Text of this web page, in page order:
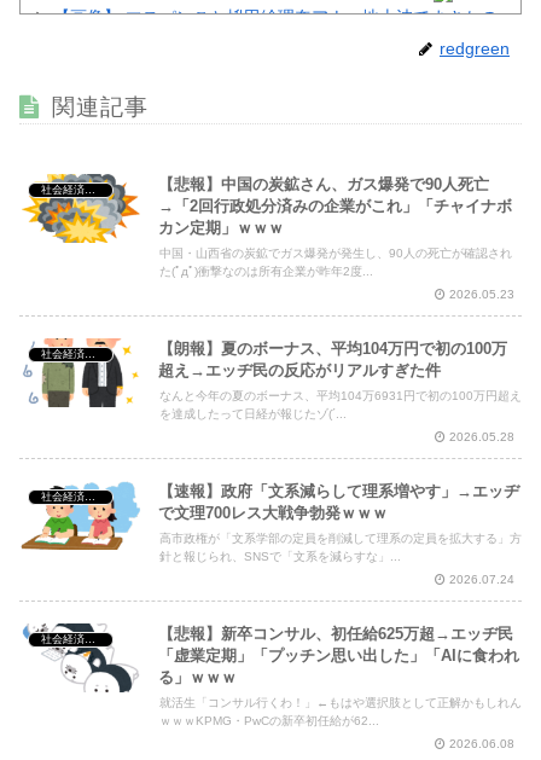
【画像】 マスパンこと枡田絵理奈アナ、地上波でまさかの
【画像】 渋谷のナイトプール、谷間とお尻のパラダイスだ
Powered by livedoor 相互RSS
redgreen
関連記事
社会経済・政治
【悲報】中国の炭鉱さん、ガス爆発で90人死亡
→「2回行政処分済みの企業がこれ」「チャイナボ
カン定期」ｗｗｗ
中国・山西省の炭鉱でガス爆発が発生し、90人の死亡が確認され
た(ﾟдﾟ)衝撃なのは所有企業が昨年2度...
2026.05.23
社会経済・政治
【朗報】夏のボーナス、平均104万円で初の100万
超え→エッヂ民の反応がリアルすぎた件
なんと今年の夏のボーナス、平均104万6931円で初の100万円超え
を達成したって日経が報じたゾ(´...
2026.05.28
社会経済・政治
【速報】政府「文系減らして理系増やす」→エッヂ
で文理700レス大戦争勃発ｗｗｗ
高市政権が「文系学部の定員を削減して理系の定員を拡大する」方
針と報じられ、SNSで「文系を減らすな」...
2026.07.24
社会経済・政治
【悲報】新卒コンサル、初任給625万超→エッヂ民
「虚業定期」「プッチン思い出した」「AIに食われ
る」ｗｗｗ
就活生「コンサル行くわ！」←もはや選択肢として正解かもしれん
ｗｗｗKPMG・PwCの新卒初任給が62...
2026.06.08